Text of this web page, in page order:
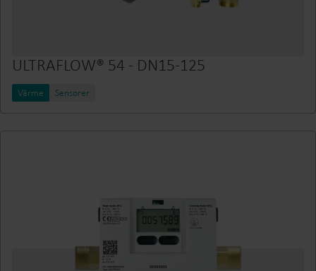
ULTRAFLOW® 54 - DN15-125
Värme Sensorer